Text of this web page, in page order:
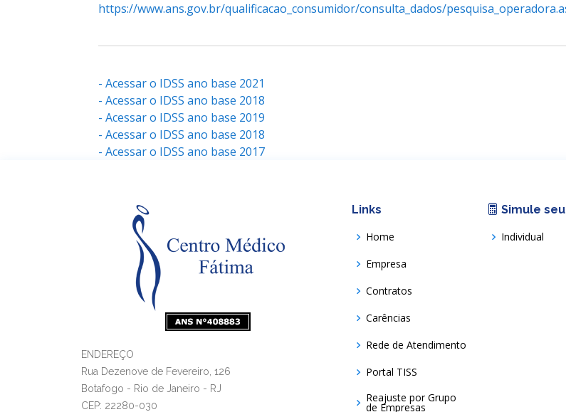
https://www.ans.gov.br/qualificacao_consumidor/consulta_dados/
- Acessar o IDSS ano base 2021
- Acessar o IDSS ano base 2018
- Acessar o IDSS ano base 2019
- Acessar o IDSS ano base 2018
- Acessar o IDSS ano base 2017
ENDEREÇO
Rua Dezenove de Fevereiro, 126
Botafogo - Rio de Janeiro - RJ
CEP: 22280-030
Links
Home
Empresa
Contratos
Carências
Rede de Atendimento
Portal TISS
Reajuste por Grupo
de Empresas
Simule
Individual